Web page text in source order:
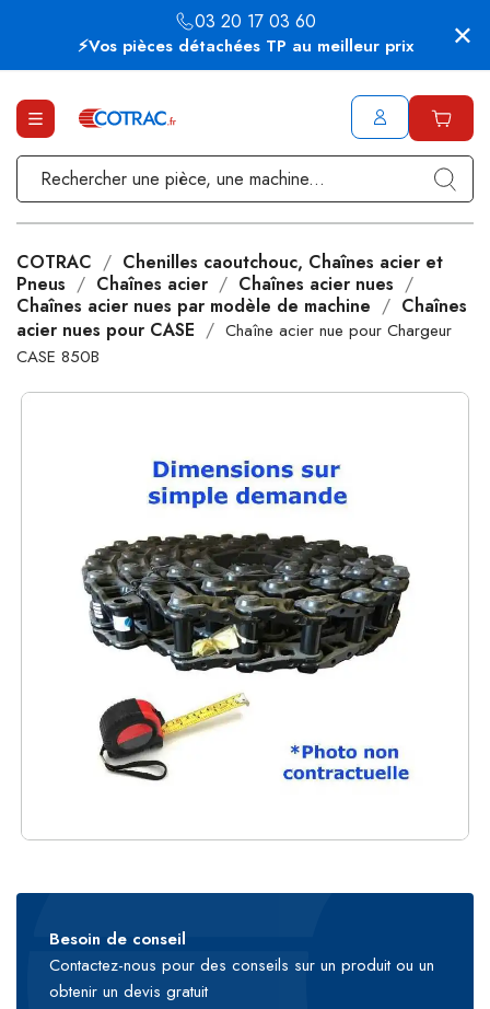
⚡Vos pièces détachées TP au meilleur prix
03 20 17 03 60
COTRAC
Chenilles caoutchouc, Chaînes acier et
Pneus
Chaînes acier
Chaînes acier nues
Chaînes acier nues par modèle de machine
Chaînes
acier nues pour CASE
Chaîne acier nue pour Chargeur
CASE 850B
Besoin de conseil
Contactez-nous pour des conseils sur un produit ou un
obtenir un devis gratuit